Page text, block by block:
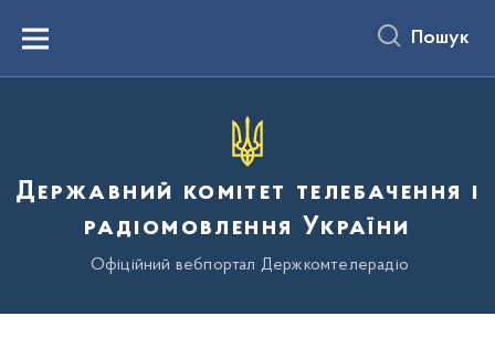
вмістуMenu Пошук
Державний комітет телебачення і
радіомовлення України
Офіційний вебпортал Держкомтелерадіо